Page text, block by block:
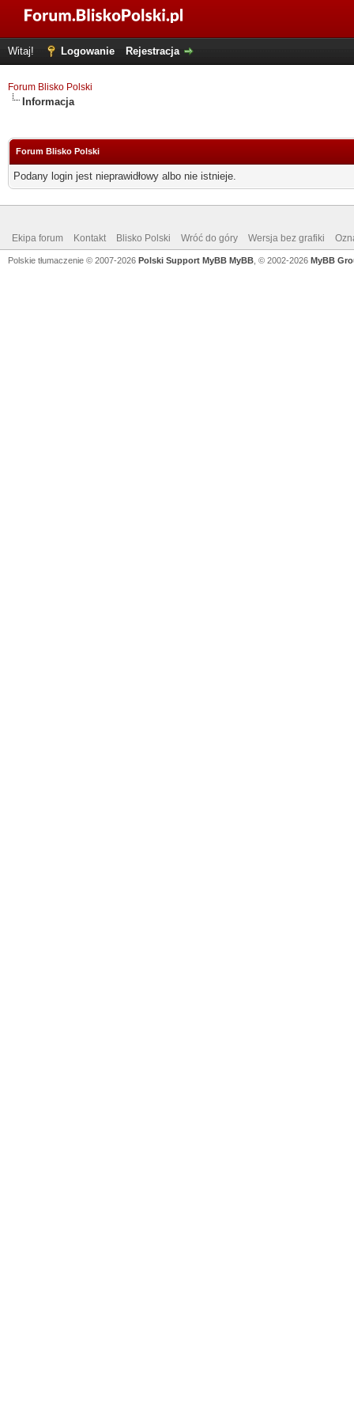
Witaj! Logowanie Rejestracja
Forum Blisko Polski
Informacja
Forum Blisko Polski
Podany login jest nieprawidłowy albo nie istnieje.
Ekipa forum Kontakt Blisko Polski Wróć do góry Wersja bez grafiki
Polskie tłumaczenie © 2007-2026 Polski Support MyBB MyBB , © 2002-2026 MyBB